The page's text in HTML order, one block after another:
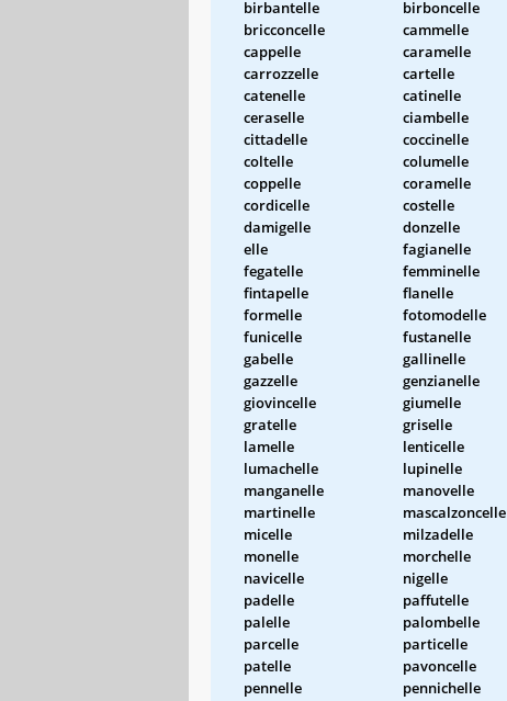
birbantelle
birboncelle
bricconcelle
cammelle
cappelle
caramelle
carrozzelle
cartelle
catenelle
catinelle
ceraselle
ciambelle
cittadelle
coccinelle
coltelle
columelle
coppelle
coramelle
cordicelle
costelle
damigelle
donzelle
elle
fagianelle
fegatelle
femminelle
fintapelle
flanelle
formelle
fotomodelle
funicelle
fustanelle
gabelle
gallinelle
gazzelle
genzianelle
giovincelle
giumelle
gratelle
griselle
lamelle
lenticelle
lumachelle
lupinelle
manganelle
manovelle
martinelle
mascalzoncelle
micelle
milzadelle
monelle
morchelle
navicelle
nigelle
padelle
paffutelle
palelle
palombelle
parcelle
particelle
patelle
pavoncelle
pennelle
pennichelle